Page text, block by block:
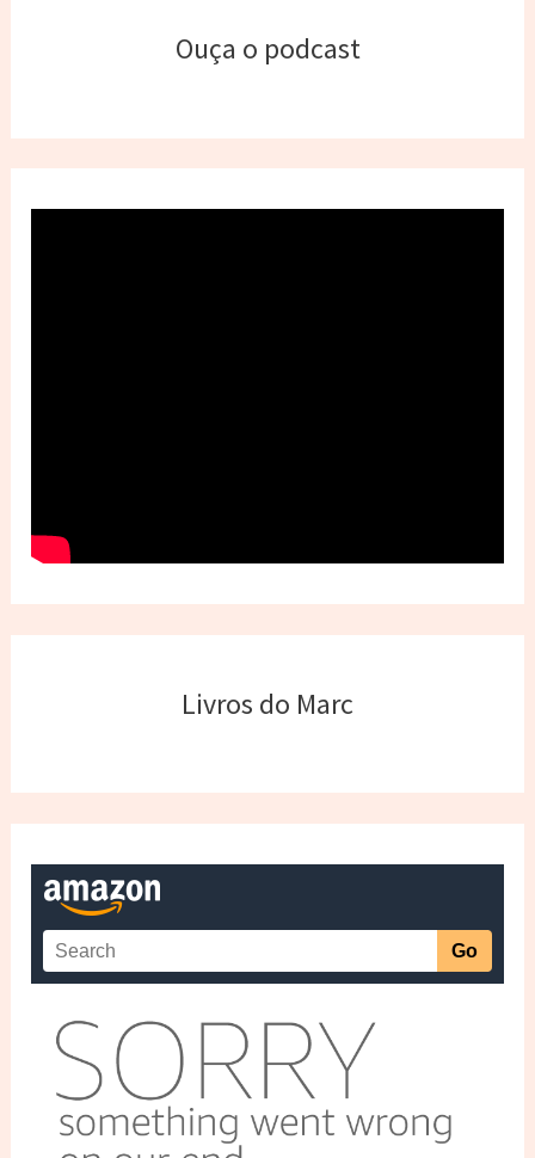
Ouça o podcast
Livros do Marc